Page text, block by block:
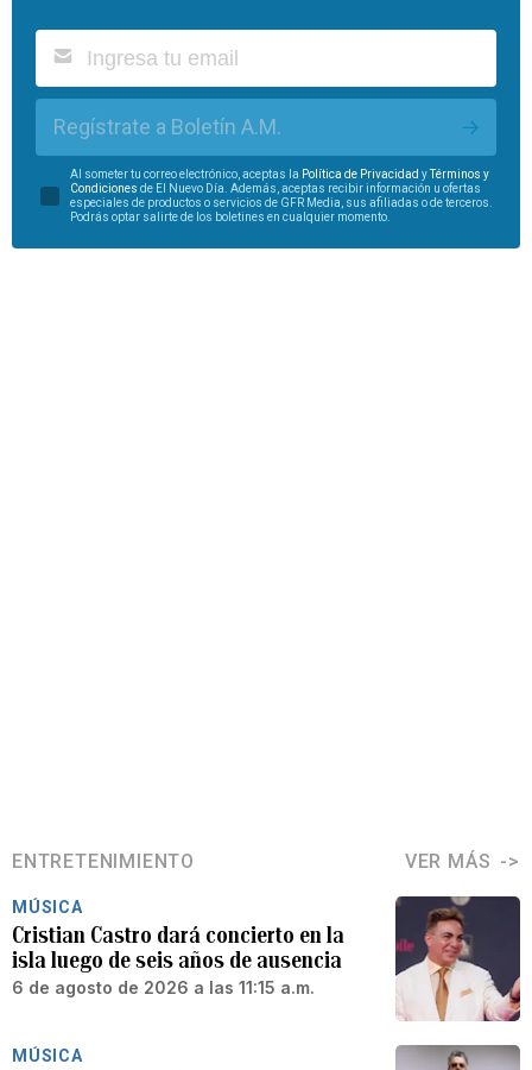
Regístrate a Boletín A.M.
Al someter tu correo electrónico, aceptas la Política de Privacidad yTérminos y
Condiciones de El Nuevo Día. Además, aceptas recibir información u ofertas
especiales de productos o servicios de GFR Media, sus afiliadas o de terceros.
Podrás optar salirte de los boletines en cualquier momento.
ENTRETENIMIENTO VER MÁS
MÚSICA
Cristian Castro dará concierto en la
isla luego de seis años de ausencia
6 de agosto de 2026 a las 11:15 a.m.
MÚSICA